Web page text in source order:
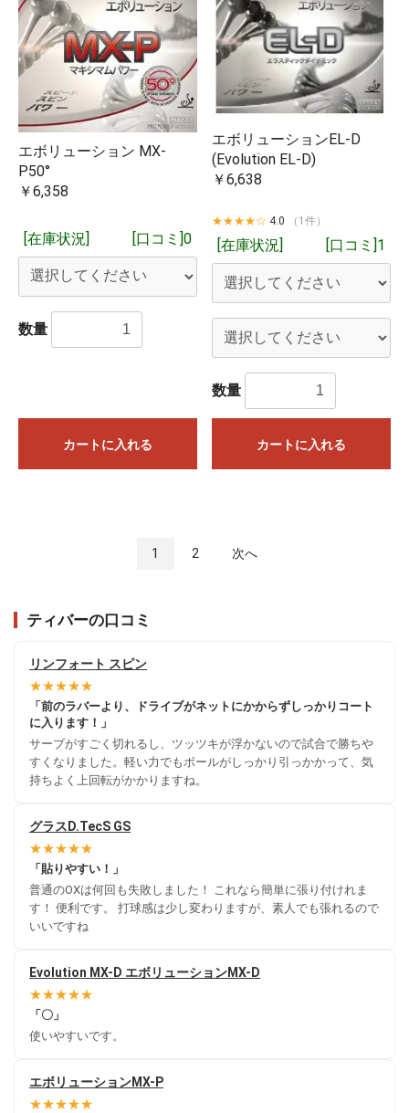
エボリューション MX-
P50°
￥6,358
[在庫状況] [口コミ]0
数量
カートに入れる
エボリューションEL-D
(Evolution EL-D)
￥6,638
★★★★☆ 4.0 （1件）
[在庫状況] [口コミ]1
数量
カートに入れる
1 2 次へ
ティバーの口コミ
リンフォート スピン
★★★★★
「前のラバーより、ドライブがネットにかからずしっかりコート
に入ります！」
サーブがすごく切れるし、ツッツキが浮かないので試合で勝ちや
すくなりました。軽い力でもボールがしっかり引っかかって、気
持ちよく上回転がかかりますね。
グラスD.TecS GS
★★★★★
「貼りやすい！」
普通のOXは何回も失敗しました！ これなら簡単に張り付けれま
す！ 便利です。 打球感は少し変わりますが、素人でも張れるので
いいですね
Evolution MX-D エボリューションMX-D
★★★★★
「〇」
使いやすいです。
エボリューションMX-P
★★★★★